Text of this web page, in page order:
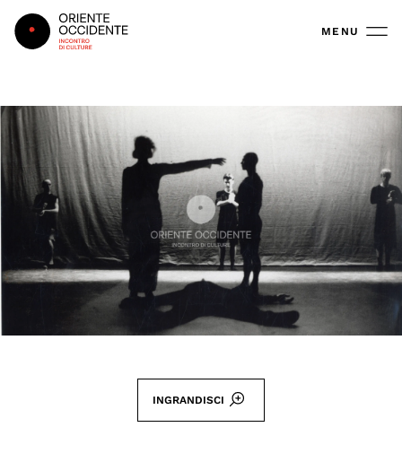
Oriente Occidente MENU
INGRANDISCI